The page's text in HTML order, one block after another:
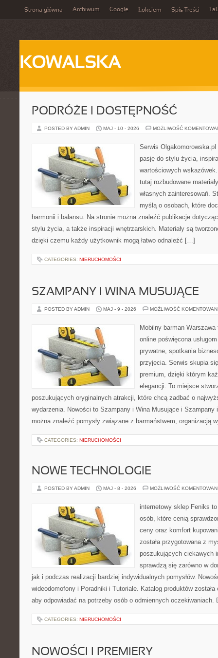
Strona główna Archiwum Google Łokciem Spis Treści
KOWALSKA
PODRÓŻE I DOSTĘPNOŚĆ
POSTED BY ADMIN MAJ - 10 - 2026 MOŻLIWOŚĆ
Serwis
pasję do stylu życia,
wartościowych
tutaj rozbudowane
własnych zainteresowań.
myślą o osobach, które
harmonii i balansu. Na stronie można znaleźć publikacje
stylu życia, a także inspiracji wnętrzarskich. Materiały są
dzięki czemu każdy użytkownik mogą łatwo odnaleźć […]
CATEGORIES: NIERUCHOMOŚCI
SZAMPANY I WINA MUSUJĄCE
POSTED BY ADMIN MAJ - 9 - 2026 MOŻLIWOŚĆ
Mobilny barman
online poświęcona
prywatne, spotkania
przyjęcia. Serwis skupia
premium, dzięki którym
elegancji. To miejsce
poszukujących oryginalnych atrakcji, które chcą zadbać o
wydarzenia. Nowości to Szampany i Wina Musujące i Szampany
można znaleźć pomysły związane z barmaństwem, organizacją
CATEGORIES: NIERUCHOMOŚCI
NOWE TECHNOLOGIE
POSTED BY ADMIN MAJ - 8 - 2026 MOŻLIWOŚĆ
internetowy sklep Feniks
osób, które cenią
ceny oraz komfort
została przygotowana z
poszukujących ciekawych
sprawdzą się zarówno w
jak i podczas realizacji bardziej indywidualnych pomysłów.
wideodomofony i Poradniki i Tutoriale. Katalog produktów
aby odpowiadać na potrzeby osób o odmiennych
CATEGORIES: NIERUCHOMOŚCI
NOWOŚCI I PREMIERY